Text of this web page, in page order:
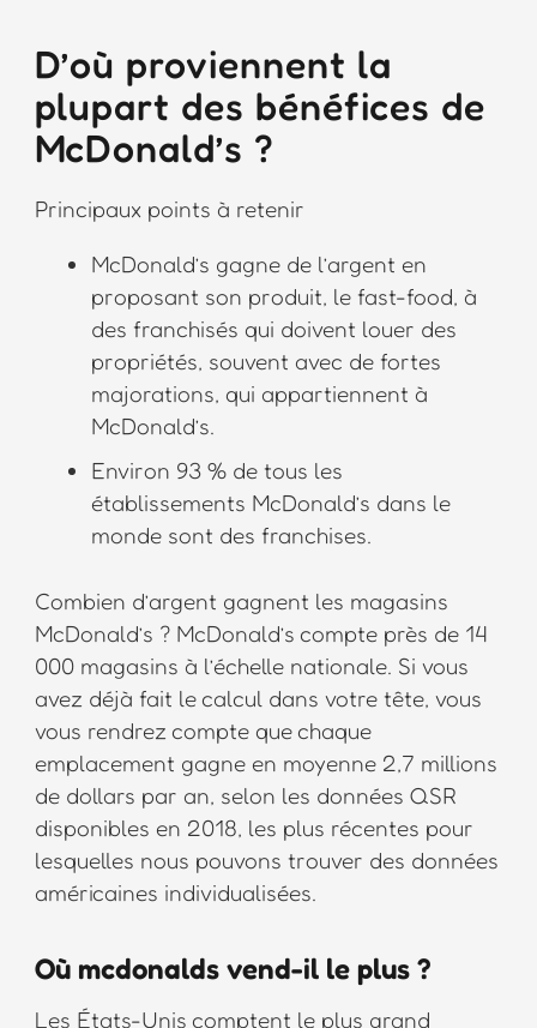
D’où proviennent la
plupart des bénéfices de
McDonald’s ?
Principaux points à retenir
McDonald’s gagne de l’argent en
proposant son produit, le fast-food, à
des franchisés qui doivent louer des
propriétés, souvent avec de fortes
majorations, qui appartiennent à
McDonald’s.
Environ 93 % de tous les
établissements McDonald’s dans le
monde sont des franchises.
Combien d’argent gagnent les magasins
McDonald’s ? McDonald’s compte près de 14
000 magasins à l’échelle nationale. Si vous
avez déjà fait le calcul dans votre tête, vous
vous rendrez compte que chaque
emplacement gagne en moyenne 2,7 millions
de dollars par an, selon les données QSR
disponibles en 2018, les plus récentes pour
lesquelles nous pouvons trouver des données
américaines individualisées.
Où mcdonalds vend-il le plus ?
Les États-Unis comptent le plus grand